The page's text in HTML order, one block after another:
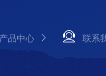
产品中心 联系